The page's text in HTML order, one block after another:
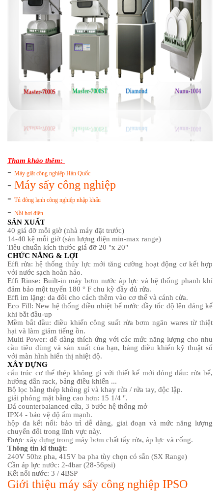
Tham khảo thêm:
- Máy giặt công nghiệp Hàn Quốc
- Máy sấy công nghiệp
- Tủ đông lạnh công nghiệp nhập khẩu
- Nồi hơi điện
SẢN XUẤT
40 giá đỡ mỗi giờ (nhà máy đặt trước)
14-40 kệ mỗi giờ (sản lượng điện min-max range)
Tiêu chuẩn kích thước giá đỡ 20 "x 20"
CHỨC NĂNG & LỢI
Effi rửa: hệ thống thủy lực mới tăng cường hoạt động cơ kết hợp
với nước sạch hoàn hảo.
Effi Rinse: Built-in máy bơm nước áp lực và hệ thống phanh khí
đảm bảo một tuyến 180 ° F chu kỳ đầy đủ rửa.
Effi im lặng: da đôi cho cách thêm vào cơ thể và cánh cửa.
Eco Fill: New hệ thống điều nhiệt bể nước đầy tốc độ lên đáng kể
khi bắt đầu-up
Mềm bắt đầu: điều khiển công suất rửa bơm ngăn wares từ thiệt
hại và làm giảm tiếng ồn.
Multi Power: dễ dàng thích ứng với các mức năng lượng cho nhu
cầu tiêu dùng và sản xuất của bạn, bảng điều khiển kỹ thuật số
với màn hình hiển thị nhiệt độ.
XÂY DỰNG
cấu trúc cơ thể thép không gỉ với thiết kế mới đóng dấu: rửa bể,
hướng dẫn rack, bảng điều khiển ...
Bộ lọc bằng thép không gỉ và khay rửa / rửa tay, độc lập.
giải phóng mặt bằng cao hơn: 15 1/4 ".
Đá counterbalanced cửa, 3 bước hệ thống mở
IPX4 - bảo vệ độ ẩm mạnh.
hộp đa kết nối: bảo trì dễ dàng, giai đoạn và mức năng lượng
chuyển đổi trong lĩnh vực này.
Được xây dựng trong máy bơm chất tẩy rửa, áp lực và cống.
Thông tin kĩ thuật:
240V 50hz pha, 415V ba pha tùy chọn có sẵn (SX Range)
Cần áp lực nước: 2-4bar (28-56psi)
Kết nối nước: 3 / 4BSP
Giới thiệu máy sấy công nghiệp IPSO